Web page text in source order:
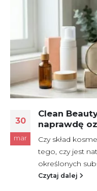
30
mar
Clean
naprawdę
Czy skład
tego, czy jest
określonych
Czytaj dalej